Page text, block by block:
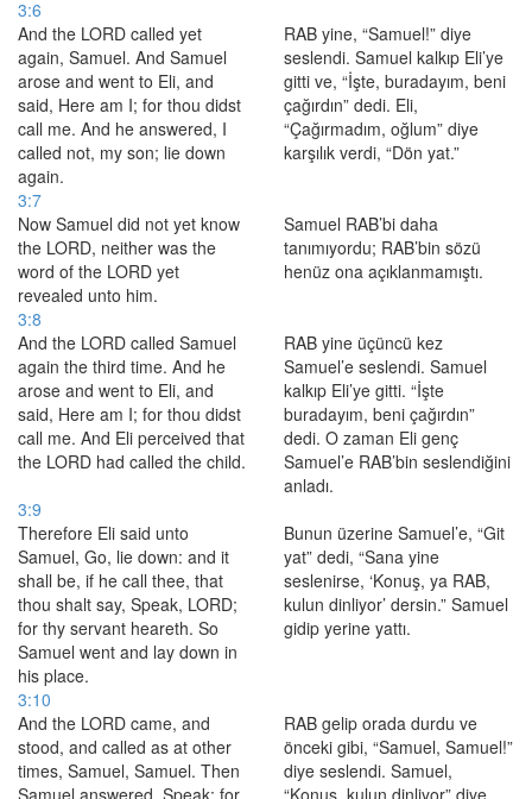
3:6
And the LORD called yet
again, Samuel. And Samuel
arose and went to Eli, and
said, Here am I; for thou didst
call me. And he answered, I
called not, my son; lie down
again.
RAB yine, “Samuel!” diye
seslendi. Samuel kalkıp Eli’ye
gitti ve, “İşte, buradayım, beni
çağırdın” dedi. Eli,
“Çağırmadım, oğlum” diye
karşılık verdi, “Dön yat.”
3:7
Now Samuel did not yet know
the LORD, neither was the
word of the LORD yet
revealed unto him.
Samuel RAB’bi daha
tanımıyordu; RAB’bin sözü
henüz ona açıklanmamıştı.
3:8
And the LORD called Samuel
again the third time. And he
arose and went to Eli, and
said, Here am I; for thou didst
call me. And Eli perceived that
the LORD had called the child.
RAB yine üçüncü kez
Samuel’e seslendi. Samuel
kalkıp Eli’ye gitti. “İşte
buradayım, beni çağırdın”
dedi. O zaman Eli genç
Samuel’e RAB’bin seslendiğini
anladı.
3:9
Therefore Eli said unto
Samuel, Go, lie down: and it
shall be, if he call thee, that
thou shalt say, Speak, LORD;
for thy servant heareth. So
Samuel went and lay down in
his place.
Bunun üzerine Samuel’e, “Git
yat” dedi, “Sana yine
seslenirse, ‘Konuş, ya RAB,
kulun dinliyor’ dersin.” Samuel
gidip yerine yattı.
3:10
And the LORD came, and
stood, and called as at other
times, Samuel, Samuel. Then
Samuel answered, Speak; for
RAB gelip orada durdu ve
önceki gibi, “Samuel, Samuel!”
diye seslendi. Samuel,
“Konuş, kulun dinliyor” diye